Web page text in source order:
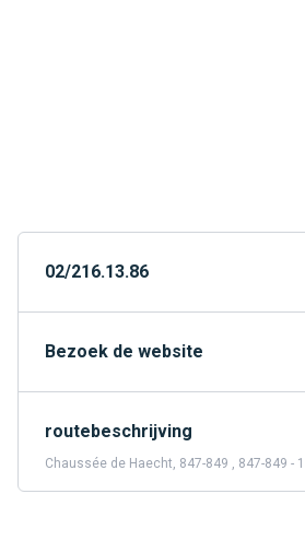
02/216.13.86
Bezoek de website
routebeschrijving
Chaussée de Haecht, 847-849 , 847-849 -